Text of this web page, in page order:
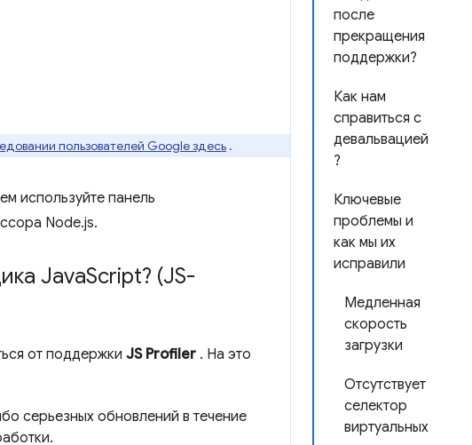
после
прекращения
поддержки?
Как нам
справиться с
девальвацией
?
Ключевые
проблемы и
как мы их
исправили
Медленная
скорость
загрузки
Отсутствует
селектор
виртуальных
пользователей Google здесь .
используйте панель
Node.js.
JavaScript? (JS-
от поддержки JS Profiler . На это
серьезных обновлений в течение